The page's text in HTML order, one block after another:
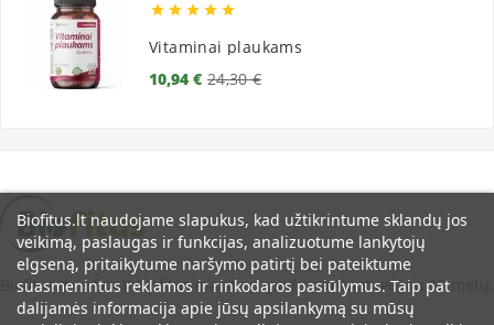
    
Vitaminai plaukams
10,94 € 24,30 €
Biofitus.lt - oficiali Biofitus maisto papildų parduotuvė jau 12 metų.
Biofitus.lt naudojame slapukus, kad užtikrintume sklandų jos
veikimą, paslaugas ir funkcijas, analizuotume lankytojų
elgseną, pritaikytume naršymo patirtį bei pateiktume
suasmenintus reklamos ir rinkodaros pasiūlymus. Taip pat
dalijamės informacija apie jūsų apsilankymą su mūsų